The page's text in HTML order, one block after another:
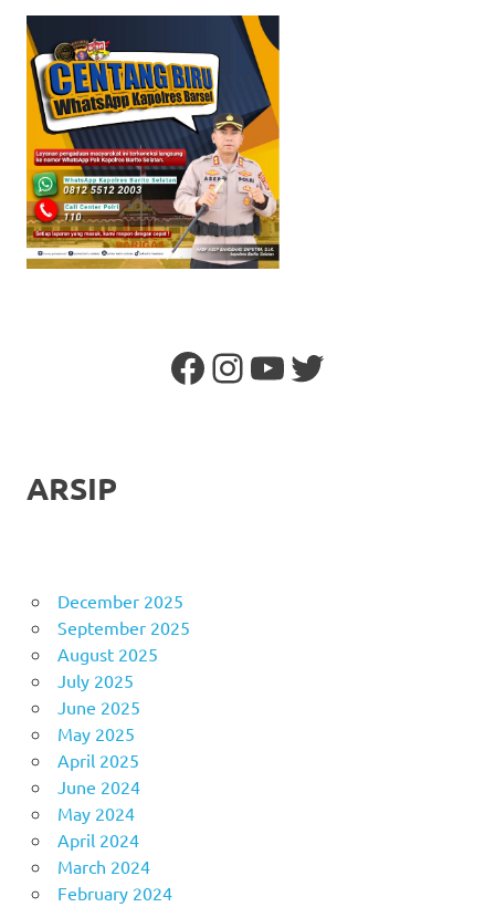
Facebook
Instagram
YouTube
Twitter
ARSIP
December 2025
September 2025
August 2025
July 2025
June 2025
May 2025
April 2025
June 2024
May 2024
April 2024
March 2024
February 2024